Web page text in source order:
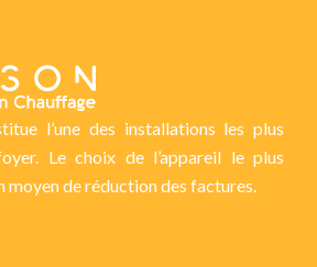
l’une des installations les plus
Le choix de l’appareil le plus
moyen de réduction des factures.